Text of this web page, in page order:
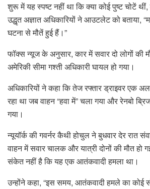
शुरू में यह स्पष्ट नहीं था कि क्या कोई पुष्ट चोटें थीं,
उद्धृत अज्ञात अधिकारियों ने आउटलेट को बताया,
घटना से मौतें हुई हैं।”
फॉक्स न्यूज के अनुसार, कार में सवार दो लोगों की
अमेरिकी सीमा गश्ती अधिकारी घायल हो गया।
अधिकारियों ने कहा कि तेज रफ्तार ड्राइवर एक
रहा था जब वाहन “हवा में” चला गया और रेनबो
गया।
न्यूयॉर्क की गवर्नर कैथी होचुल ने बुधवार देर रात
वाहन में सवार चालक और यात्री दोनों की मौत हो
संकेत नहीं है कि यह एक आतंकवादी हमला था।
उन्होंने कहा, “इस समय, आतंकवादी हमले का कोई